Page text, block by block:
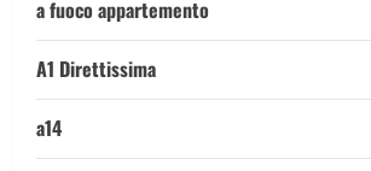
a fuoco appartemento
A1 Direttissima
a14